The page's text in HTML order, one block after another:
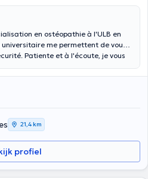
en ostéopathie à l'ULB en
me permettent de vous
Patiente et à l'écoute, je vous
périphériques. Je suis joignable
21,4 km
profiel